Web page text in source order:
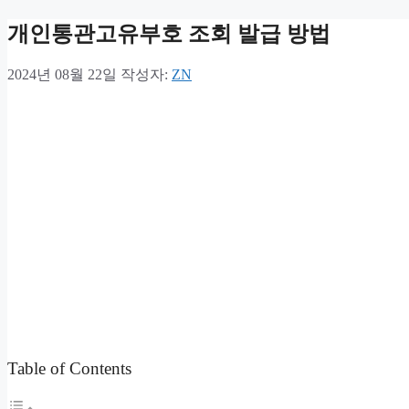
개인통관고유부호 조회 발급 방법
2024년 08월 22일 작성자: ZN
Table of Contents